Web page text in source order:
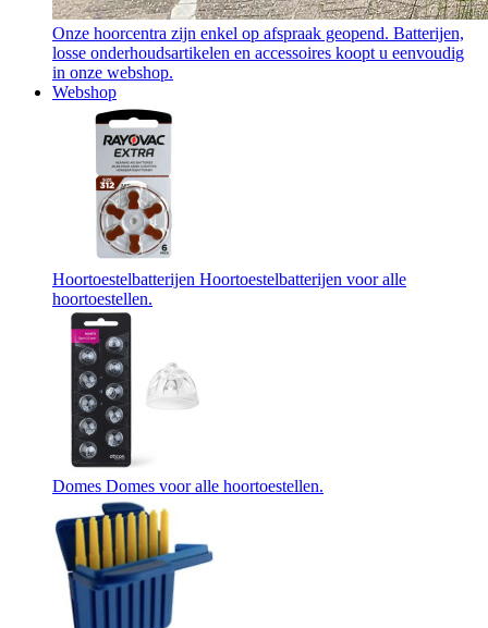
Onze hoorcentra zijn enkel op afspraak geopend. Batterijen,
losse onderhoudsartikelen en accessoires koopt u eenvoudig
in onze webshop.
Webshop
Hoortoestelbatterijen Hoortoestelbatterijen voor alle
hoortoestellen.
Domes Domes voor alle hoortoestellen.